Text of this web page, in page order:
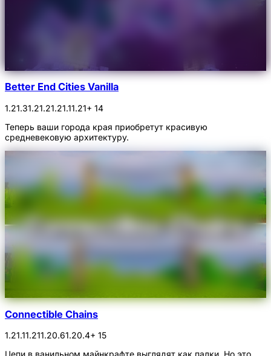
Better End Cities Vanilla
1.21.31.21.21.21.11.21+ 14
Теперь ваши города края приобретут красивую
средневековую архитектуру.
Connectible Chains
1.21.11.211.20.61.20.4+ 15